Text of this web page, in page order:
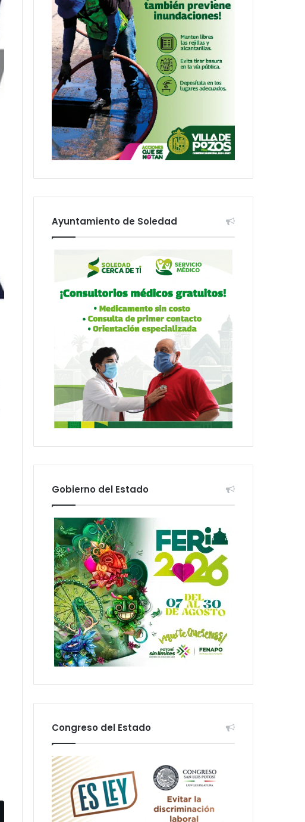
Ayuntamiento de Soledad
Gobierno del Estado
Congreso del Estado